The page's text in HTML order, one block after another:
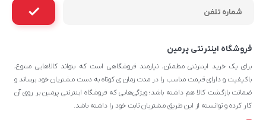
فروشگاه اینترنتی پرمین
برای یک خرید اینترنتی مطمئن، نیازمند فروشگاهی است که بتواند کالاهایی متنوع،
باکیفیت و دارای قیمت مناسب را در مدت زمان ی کوتاه به دست مشتریان خود برساند و
ضمانت بازگشت کالا هم داشته باشد؛ ویژگی‌هایی که فروشگاه اینترنتی پرمین بر روی آن‌
کار کرده و توانسته از این طریق مشتریان ثابت خود را داشته باشد.